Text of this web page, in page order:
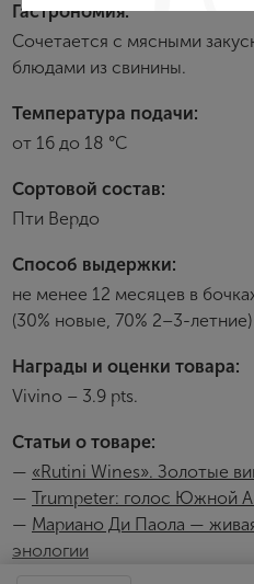
Гастрономия:
Сочетается с мясными
блюдами из свинины.
Температура подачи:
от 16 до 18 °С
Сортовой состав:
Пти Вердо
Способ выдержки:
не менее 12 месяцев в
(30% новые, 70% 2–3-летние)
Награды и оценки товара:
Vivino – 3.9 pts.
Статьи о товаре:
— «Rutini Wines». Золотые
— Trumpeter: голос Южной
— Мариано Ди Паола —
энологии
Создание
Я согласен с условиями
соглашения
Я хочу получать
скидкой